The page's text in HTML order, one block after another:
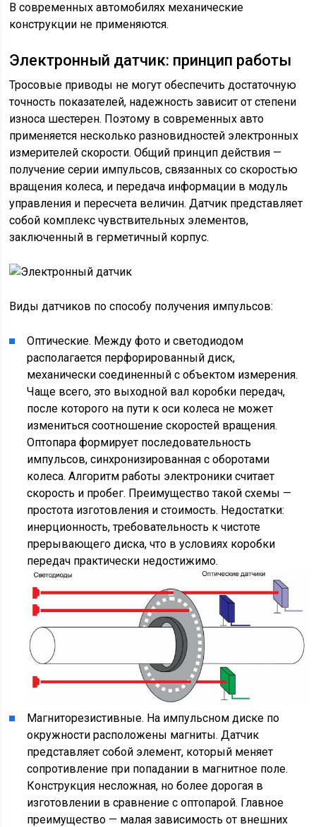
В современных автомобилях механические
конструкции не применяются.
Электронный датчик: принцип работы
Тросовые приводы не могут обеспечить достаточную
точность показателей, надежность зависит от степени
износа шестерен. Поэтому в современных авто
применяется несколько разновидностей электронных
измерителей скорости. Общий принцип действия —
получение серии импульсов, связанных со скоростью
вращения колеса, и передача информации в модуль
управления и пересчета величин. Датчик представляет
собой комплекс чувствительных элементов,
заключенный в герметичный корпус.
Виды датчиков по способу получения импульсов:
Оптические. Между фото и светодиодом
располагается перфорированный диск,
механически соединенный с объектом измерения.
Чаще всего, это выходной вал коробки передач,
после которого на пути к оси колеса не может
измениться соотношение скоростей вращения.
Оптопара формирует последовательность
импульсов, синхронизированная с оборотами
колеса. Алгоритм работы электроники считает
скорость и пробег. Преимущество такой схемы —
простота изготовления и стоимость. Недостатки:
инерционность, требовательность к чистоте
прерывающего диска, что в условиях коробки
передач практически недостижимо.
Магниторезистивные. На импульсном диске по
окружности расположены магниты. Датчик
представляет собой элемент, который меняет
сопротивление при попадании в магнитное поле.
Конструкция несложная, но более дорогая в
изготовлении в сравнение с оптопарой. Главное
преимущество — малая зависимость от внешних